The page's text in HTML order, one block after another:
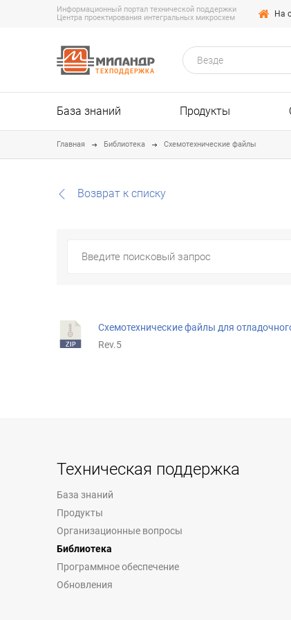
Информационный портал технической поддержки
Центра проектирования интегральных микросхем
На
ТЕХПОДДЕРЖКА
Везде
База знаний Продукты
Главная Библиотека Схемотехнические файлы
Возврат к списку
Схемотехнические файлы для
Rev.5
Техническая поддержка
База знаний
Продукты
Организационные вопросы
Библиотека
Программное обеспечение
Обновления